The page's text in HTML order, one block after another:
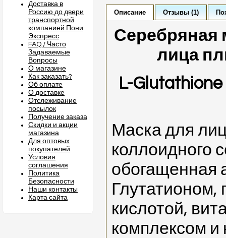
Доставка в
Россию до двери
транспортной
компанией Пони
Экспресс
FAQ / Часто
Задаваемые
Вопросы
О магазине
Как заказать?
Об оплате
О доставке
Отслеживание
посылок
Получение заказа
Скидки и акции
магазина
Для оптовых
покупателей
Условия
соглашения
Политика
Безопасности
Наши контакты
Карта сайта
Описание Отзывы (1)
Серебряная
лица
L-
Маска для
коллоидного
обогащенная
Глутатионом,
кислотой,
комплексом и